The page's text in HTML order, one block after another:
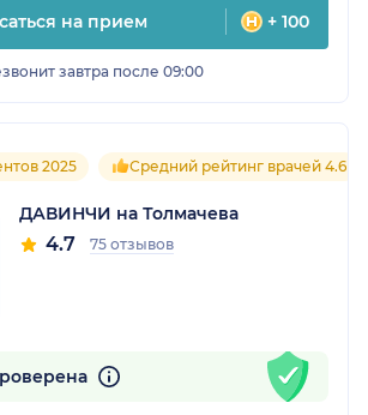
на прием + 100
завтра после 09:00
2025 Средний рейтинг врачей 4.6
ДАВИНЧИ на Толмачева
4.7 75 отзывов